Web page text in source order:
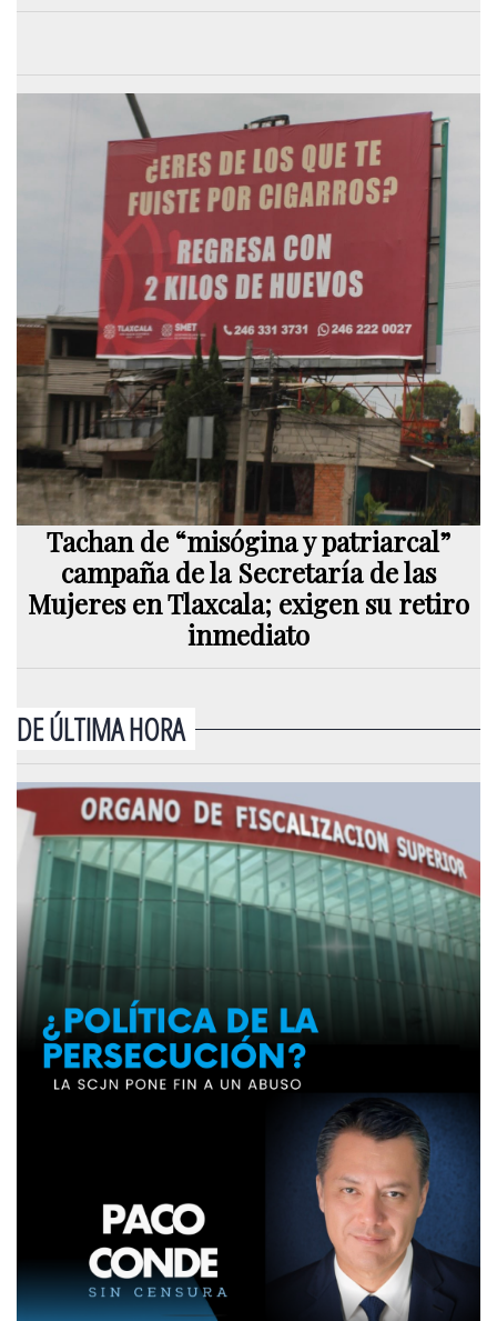
Tachan de “misógina y patriarcal”
campaña de la Secretaría de las
Mujeres en Tlaxcala; exigen su retiro
inmediato
DE ÚLTIMA HORA